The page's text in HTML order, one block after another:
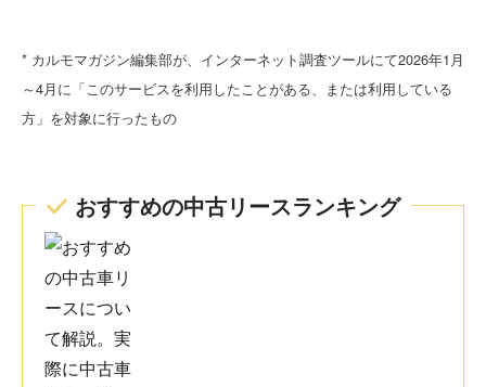
あることです。特に輸入車はハイオク仕様が多く、昨今の
燃料高騰局面ではこの割引が非常に家計を助けてくれま
す。また、ゴールドパックに加入すれば車検や税金、点検
費用が全て月額に含まれるため、大きな出費を気にせず常
ないビジネスパーソンには、これ以上ない便利なサービス
だと思います。
50代 男性
離ドライブが多い場合、余裕を持った距離設定にしておか
ないと、返却時に超過料金が発生する恐れがあります。ま
た、リース車両である以上、自分の好みで自由にパーツを
交換したりカスタマイズしたりすることは原則できませ
ん。あくまで「ノーマルの状態で綺麗に乗り続ける」こと
備に慣れていない拠点もあるかもしれないので、事前に最
寄りの指定工場がどこになるかを確認しておくことをお勧
めします。
* カルモマガジン編集部が、インターネット調査ツールにて2026年1月
～4月に「このサービスを利用したことがある、または利用している
方」を対象に行ったもの
おすすめの中古リースランキング